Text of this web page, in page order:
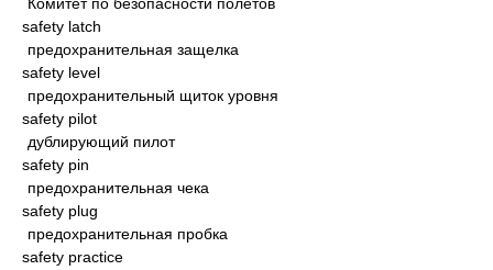
safety latch
предохранительная защелка
safety level
предохранительный щиток уровня
safety pilot
дублирующий пилот
safety pin
предохранительная чека
safety plug
предохранительная пробка
safety practice